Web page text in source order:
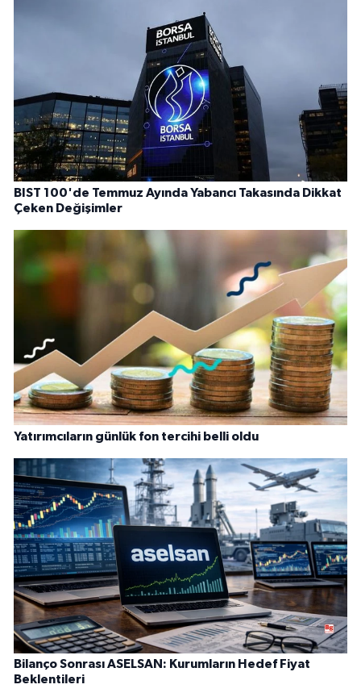
BIST 100'de Temmuz Ayında Yabancı Takasında Dikkat
Çeken Değişimler
Yatırımcıların günlük fon tercihi belli oldu
Bilanço Sonrası ASELSAN: Kurumların Hedef Fiyat
Beklentileri